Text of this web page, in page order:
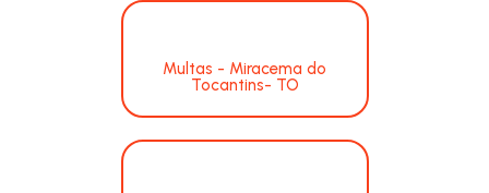
Multas - Miracema do
Tocantins- TO